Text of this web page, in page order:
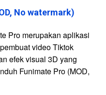
No watermark)
Pro merupakan aplikasi
video Tiktok
efek visual 3D yang
Funimate Pro (MOD,